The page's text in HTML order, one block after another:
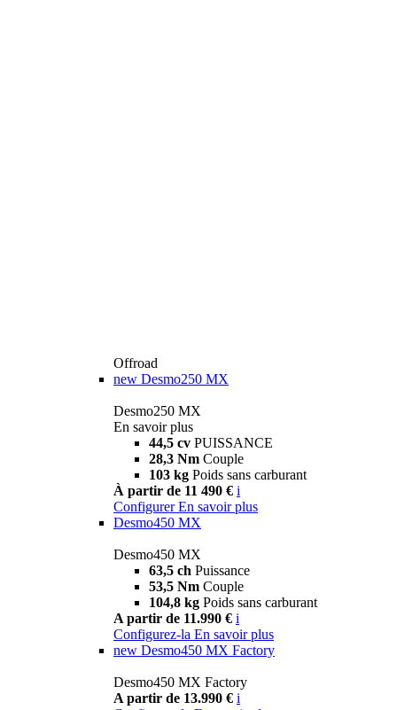
Offroad
new Desmo250 MX
Desmo250 MX
En savoir plus
44,5 cv PUISSANCE
28,3 Nm Couple
103 kg Poids sans carburant
À partir de 11 490 € i
Configurer En savoir plus
Desmo450 MX
Desmo450 MX
63,5 ch Puissance
53,5 Nm Couple
104,8 kg Poids sans carburant
A partir de 11.990 € i
Configurez-la En savoir plus
new Desmo450 MX Factory
Desmo450 MX Factory
A partir de 13.990 € i